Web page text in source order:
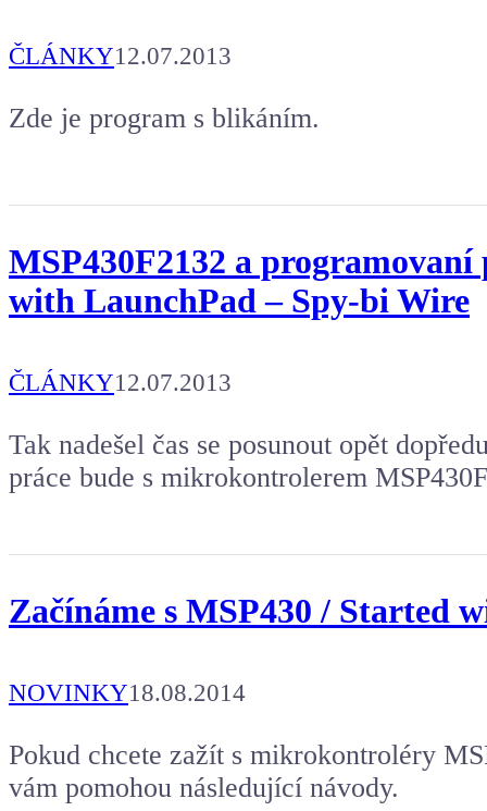
ČLÁNKY12.07.2013
Zde je program s blikáním.
MSP430F2132 a
with LaunchPad – Spy-bi Wire
ČLÁNKY12.07.2013
Tak nadešel čas se posunout opět
práce bude s mikrokontrolerem
Začínáme s MSP430 / Started
NOVINKY18.08.2014
Pokud chcete zažít s mikrokontroléry
vám pomohou následující návody.